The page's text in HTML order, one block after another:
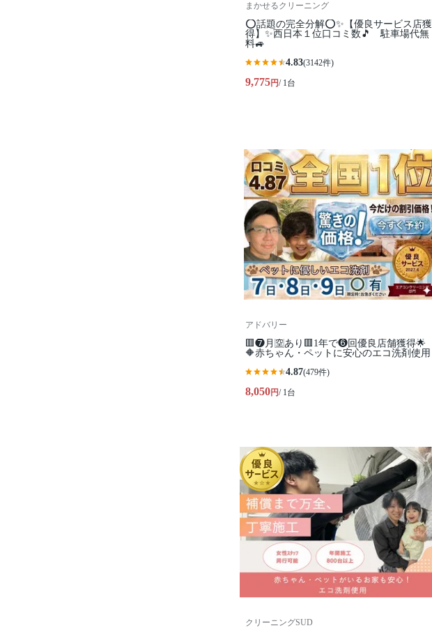
まかせるクリーニング
⭕話題の完全分解⭕✨【優良サービス店獲
得】✨西日本１位口コミ数🎵 駐車場代無
料🚙
4.83(3142件)
9,775円/ 1台
アドバリー
🟥❼月🈳あり🟥1年で❻回優良店舗獲得🌟
🔶赤ちゃん・ペットに安心のエコ洗剤使用
4.87(479件)
8,050円/ 1台
クリーニングSUD